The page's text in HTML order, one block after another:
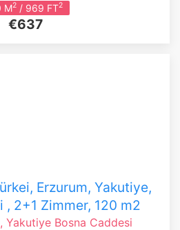
M2/ 969 FT2
€637
Erzurum, Yakutiye,
, 2+1 Zimmer, 120 m2
Yakutiye Bosna Caddesi